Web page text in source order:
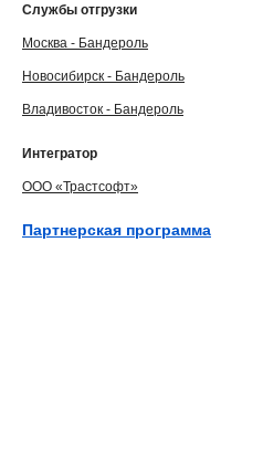
Службы отгрузки
Москва - Бандероль
Новосибирск - Бандероль
Владивосток - Бандероль
Интегратор
ООО «Трастсофт»
Партнерская программа